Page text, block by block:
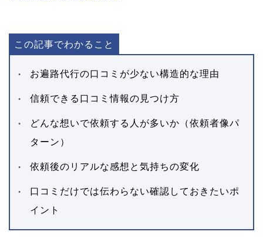
この記事でわかること
お遍路代行の口コミが少ない構造的な理由
信頼できる口コミ情報の見つけ方
どんな想いで依頼する人が多いか（依頼者像パ
ターン）
依頼後のリアルな感想と気持ちの変化
口コミだけでは伝わらない確認しておきたいポ
イント